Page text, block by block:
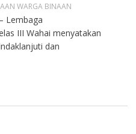
WARGA BINAAN
Lembaga
III Wahai menyatakan
dan